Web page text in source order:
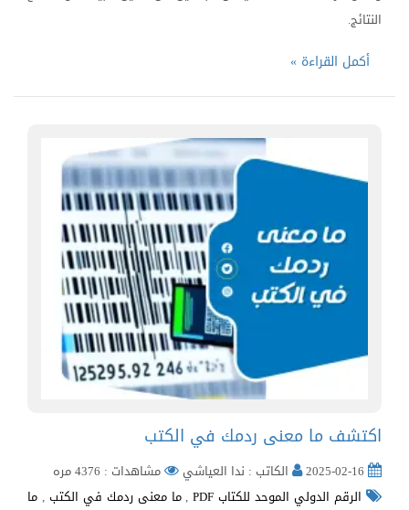
النتائج.
أكمل القراءة »
اكتشف ما معنى ردمك في الكتب
الكاتب : ندا العياشي
مشاهدات : 4376 مره
الرقم الدولي الموحد للكتاب PDF
,ما معنى ردمك في الكتب , ما